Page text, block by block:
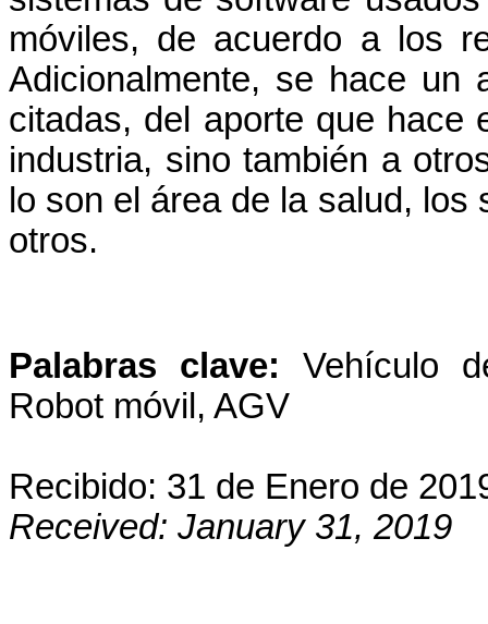
móviles, de acuerdo a los
Adicionalmente, se hace un
citadas, del aporte que hace
industria, sino también a
lo son el área de la salud,
otros.
Palabras clave: Vehículo
Robot móvil, AGV
Recibido: 31 de Enero de
Received: January 31,